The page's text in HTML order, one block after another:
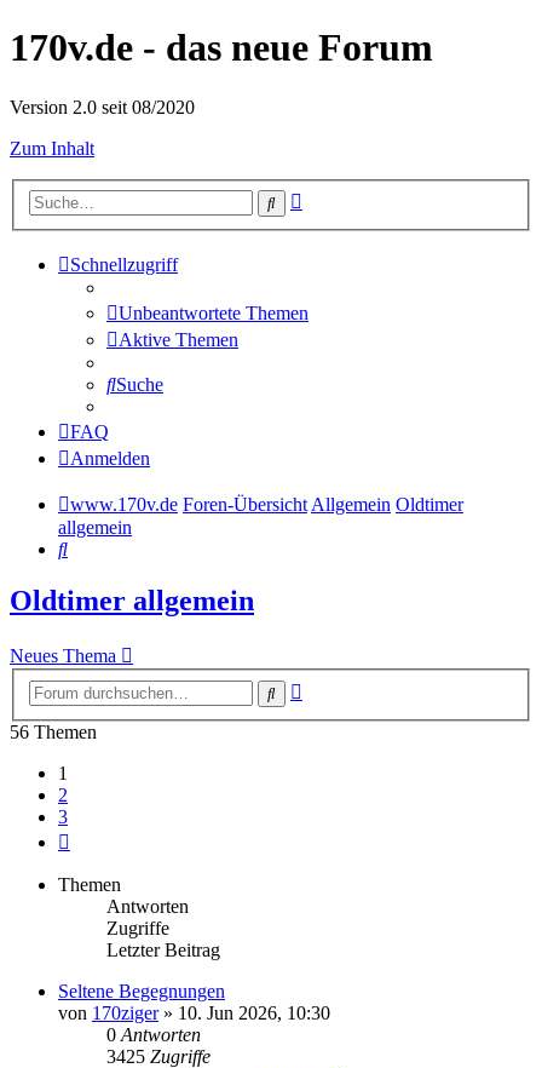
170v.de - das neue Forum
Version 2.0 seit 08/2020
Zum Inhalt
Suche
Schnellzugriff
Unbeantwortete Themen
Aktive Themen
Suche
FAQ
Anmelden
www.170v.de Foren-ÜbersichtAllgemein Oldtimer
allgemein
Suche
Oldtimer allgemein
Neues Thema
Suche
56 Themen
1
2
3
Themen
Antworten
Zugriffe
Letzter Beitrag
Seltene Begegnungen
von 170ziger» 10. Jun 2026, 10:30
0 Antworten
3425 Zugriffe